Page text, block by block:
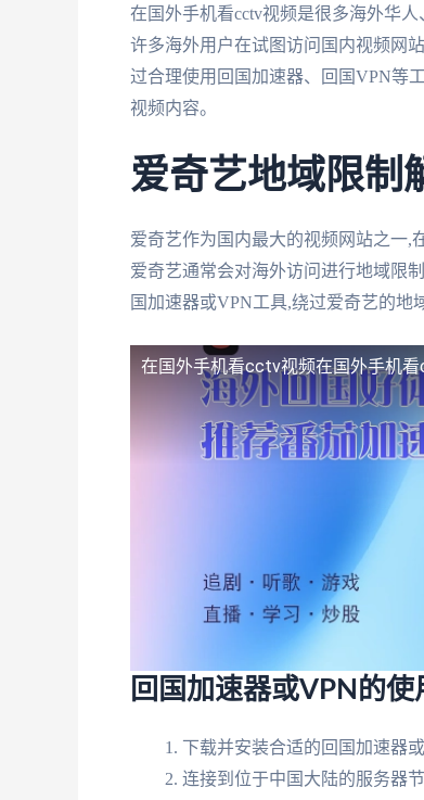
在国外手机看cctv视频是很多海外华
许多海外用户在试图访问国内视频网
过合理使用回国加速器、回国VPN等
视频内容。
爱奇艺地域限制
爱奇艺作为国内最大的视频网站之一,
爱奇艺通常会对海外访问进行地域限
国加速器或VPN工具,绕过爱奇艺的地
在国外手机看cctv视频在国外手机
回国加速器或VPN的使
下载并安装合适的回国加速器
连接到位于中国大陆的服务器